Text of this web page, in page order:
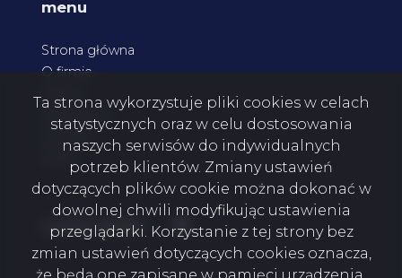
menu
Strona główna
O firmie
Kontakt
social media Facebook
Ta strona wykorzystuje pliki cookies w celach
statystycznych oraz w celu dostosowania
naszych serwisów do indywidualnych
potrzeb klientów. Zmiany ustawień
dotyczących plików cookie można dokonać w
dowolnej chwili modyfikując ustawienia
przeglądarki. Korzystanie z tej strony bez
zmian ustawień dotyczących cookies oznacza,
że będą one zapisane w pamięci urządzenia.